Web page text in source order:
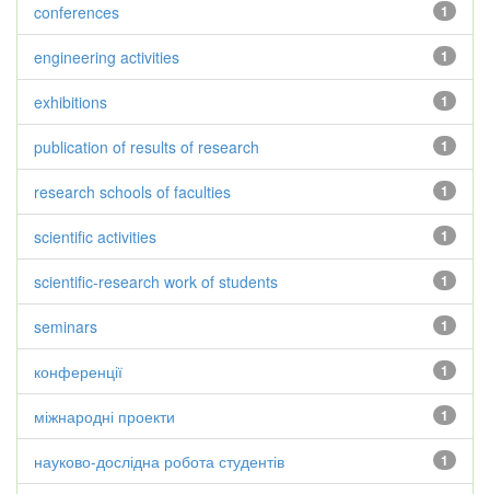
1
conferences
1
engineering activities
1
exhibitions
1
publication of results of research
1
research schools of faculties
1
scientific activities
1
scientific-research work of students
1
seminars
1
конференції
1
міжнародні проекти
1
науково-дослідна робота студентів